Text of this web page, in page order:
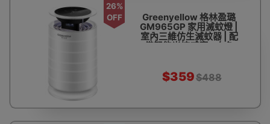
26%
OFF
Greenyellow 格林盈璐
GM965GP 家用滅蚊燈 |
室內三維仿生滅蚊器 | 配
備智能光控感應 - 白色
$359$488